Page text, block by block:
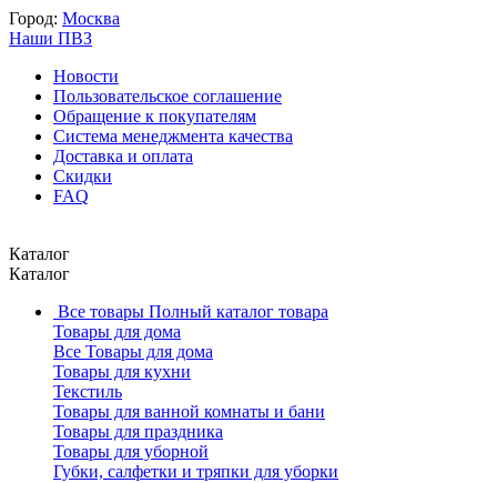
Город: Москва
Наши ПВЗ
Новости
Пользовательское соглашение
Обращение к покупателям
Система менеджмента качества
Доставка и оплата
Скидки
FAQ
Каталог
Каталог
Все товары Полный каталог товара
Товары для дома
Все Товары для дома
Товары для кухни
Текстиль
Товары для ванной комнаты и бани
Товары для праздника
Товары для уборной
Губки, салфетки и тряпки для уборки